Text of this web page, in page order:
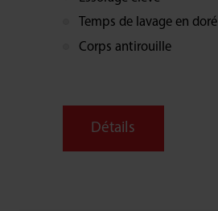
Temps de lavage en doré
Corps antirouille
Détails